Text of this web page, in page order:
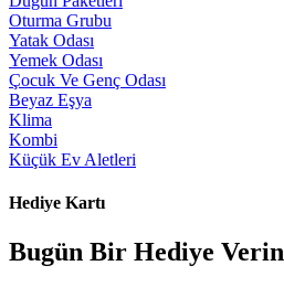
Oturma Grubu
Yatak Odası
Yemek Odası
Çocuk Ve Genç Odası
Beyaz Eşya
Klima
Kombi
Küçük Ev Aletleri
Hediye Kartı
Bugün Bir Hediye Verin